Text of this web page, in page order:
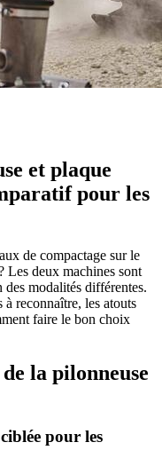
et plaque
pour les
de compactage sur le
Les deux machines sont
des modalités différentes.
reconnaître, les atouts
faire le bon choix
la pilonneuse
pour les